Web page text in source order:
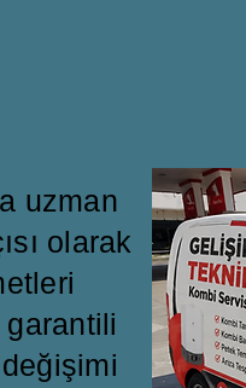
uzman
olarak